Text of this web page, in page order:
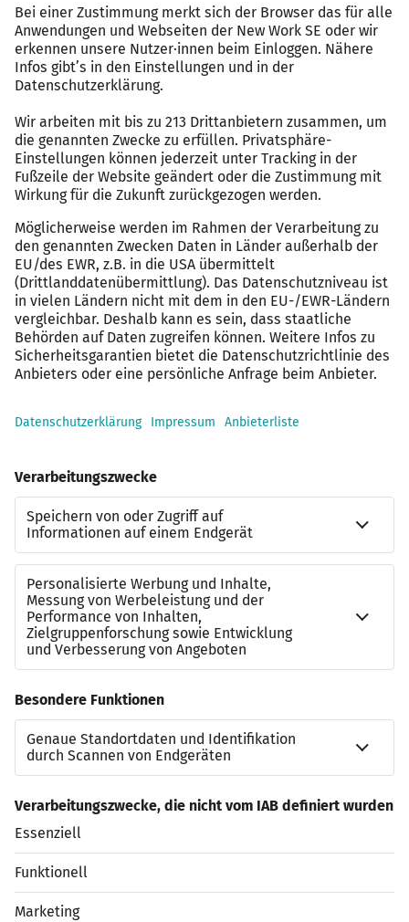
Bezahlung nach TV-Ärzte/VKA.
Exklusive geldwerte Vorteile: Profitieren Sie von
unserem Firmenfahrrad-Leasing, exklusiven
Mitarbeiterrabatten bei Top-Marken, einem
Zuschuss zum Deutschlandticket, betrieblicher
Altersvorsorge und vielfältigen
Gesundheitsangeboten.
Fitness & Wellness: Mit dem EGYM Wellpass
trainieren und entspannen Sie für nur 29,90
€/Monat deutschlandweit in über 8.000
Fitnessstudios – flexibel in Ihrer Freizeit.
Privatpatientenstatus für Sie & Ihre Angehörigen:
Genießen Sie eine exzellente medizinische
Versorgung in unseren Kliniken sowie
vergünstigte ambulante Zusatzversicherungen –
herausfordernden Lebenssituationen oder bei
der Pflege von Angehörigen – wir sind rund um die
Uhr für Sie da!
Gemeinsam stark – Teamspirit, der verbindet:
Regelmäßige Teambuildings und gemeinsame
Events stärken den Zusammenhalt und sorgen
für gute Stimmung – auch außerhalb des
Arbeitsplatzes.
Kontakt
www.schoen-klinik.de
Datenschutzerklärung